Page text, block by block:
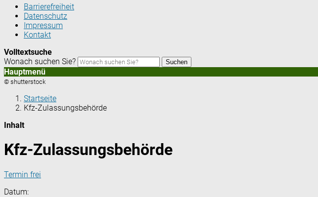
Barrierefreiheit
Datenschutz
Impressum
Kontakt
Volltextsuche
Wonach suchen Sie?
Suchen
Hauptmenü
© shutterstock
Startseite
Kfz-Zulassungsbehörde
Inhalt
Kfz-Zulassungsbehörde
Termin frei
Datum: